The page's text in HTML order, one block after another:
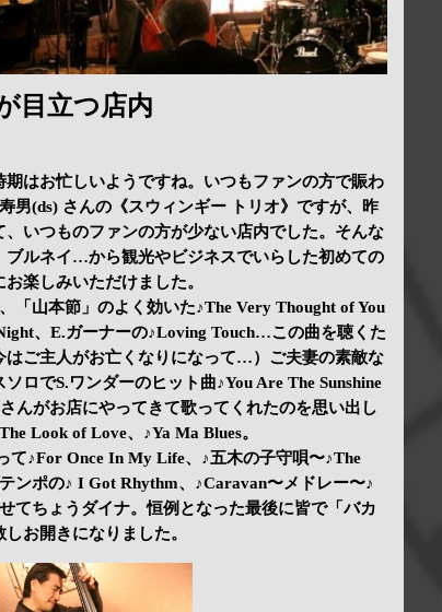
目立つ店内
はお忙しいようですね。いつもファンの方で賑わ
男(ds) さんの《スウィンギー トリオ》ですが、昨
いつものファンの方が少ない店内でした。そんな
ブルネイ…から観光やビジネスでいらした初めての
楽しみいただけました。
「山本節」のよく効いた♪The Very Thought of You
、E.ガーナーの♪Loving Touch…この曲を聴くた
はご主人がお亡くなりになって…）ご夫妻の素敵な
ロでS.ワンダーのヒット曲♪You Are The Sunshine
んがお店にやってきて歌ってくれたのを思い出し
Look of Love、♪Ya Ma Blues。
て♪For Once In My Life、♪五木の子守唄〜♪The
ンポの♪ I Got Rhythm、♪Caravan〜メドレー〜♪
てちょうダイナ。恒例となった最後に皆で「バカ
お開きになりました。